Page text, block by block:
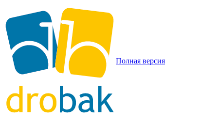
Полная версия